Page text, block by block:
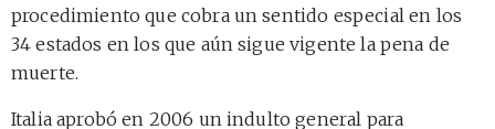
procedimiento que cobra un sentido especial en los
34 estados en los que aún sigue vigente la pena de
muerte.
Italia aprobó en 2006 un indulto general para